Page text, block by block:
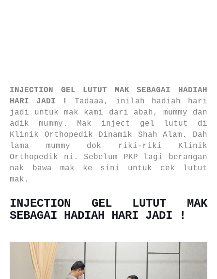
INJECTION GEL LUTUT MAK SEBAGAI HADIAH
HARI JADI ! Tadaaa, inilah hadiah hari
jadi untuk mak kami dari abah, mummy dan
adik mummy. Mak inject gel lutut di
Klinik Orthopedik Dinamik Shah Alam. Dah
lama mummy dok riki-riki Klinik
Orthopedik ni. Sebelum PKP lagi berangan
nak bawa mak ke sini untuk cek lutut
mak.
INJECTION GEL LUTUT MAK
SEBAGAI HADIAH HARI JADI !